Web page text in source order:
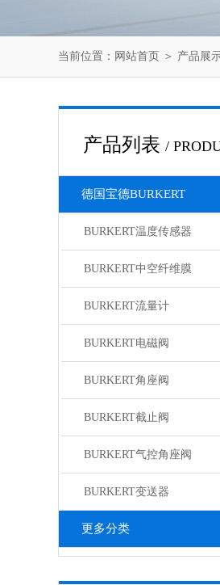
当前位置： 网站首页 ＞ 产品展
产品列表 /
德国宝德BURKERT
BURKERT温度传感器
BURKERT中空纤维膜
BURKERT流量计
BURKERT电磁阀
BURKERT角座阀
BURKERT截止阀
BURKERT气控角座阀
BURKERT变送器
更多分类